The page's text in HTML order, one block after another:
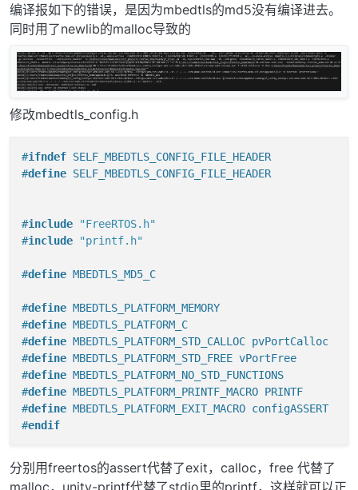
mbedtls_exit (MBEDTLS_EXIT_SUCCESS);
while (1)
    {
PRINTF("TASK A, Count %d\r\n",
vTaskDelay(1000UL
编译报如下的错误，是因为mbedtls的md5没有编译进去。
同时用了newlib的malloc导致的
修改mbedtls_config.h
#ifndef SELF_MBEDTLS_CONFIG_FILE_HEADER
#define SELF_MBEDTLS_CONFIG_FILE_HEADER
#include
"FreeRTOS.h"
#include "printf.h"
#define MBEDTLS_MD5_C
#define MBEDTLS_PLATFORM_MEMORY
#define MBEDTLS_PLATFORM_C
#define MBEDTLS_PLATFORM_STD_CALLOC pvPortCalloc
#define MBEDTLS_PLATFORM_STD_FREE vPortFree
#define MBEDTLS_PLATFORM_NO_STD_FUNCTIONS
#define MBEDTLS_PLATFORM_PRINTF_MACRO PRINTF
#define MBEDTLS_PLATFORM_EXIT_MACRO configASSERT
#endif
分别用freertos的assert代替了exit，calloc，free 代替了
malloc，unity-printf代替了stdio里的printf，这样就可以正